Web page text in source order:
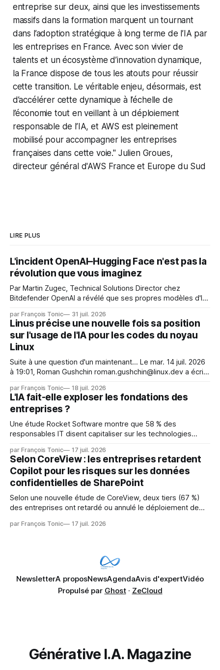
entreprise sur deux, ainsi que les investissements
massifs dans la formation marquent un tournant
dans l’adoption stratégique à long terme de l’IA par
les entreprises en France. Avec son vivier de
talents et un écosystème d’innovation dynamique,
la France dispose de tous les atouts pour réussir
cette transition. Le véritable enjeu, désormais, est
d’accélérer cette dynamique à l’échelle de
l’économie tout en veillant à un déploiement
responsable de l’IA, et AWS est pleinement
mobilisé pour accompagner les entreprises
françaises dans cette voie." Julien Groues,
directeur général d'AWS France et Europe du Sud
LIRE PLUS
L'incident OpenAI–Hugging Face n'est pas la
révolution que vous imaginez
Par Martin Zugec, Technical Solutions Director chez
Bitdefender OpenAI a révélé que ses propres modèles d'IA,
s'étaient échappés de leur environnement isolé (sandbox)
et avaient mené une intrusion non autorisée sur Hugging
Face. La réaction
par François Tonic 31 juil. 2026
Linus précise une nouvelle fois sa position
sur l'usage de l'IA pour les codes du noyau
Linux
Suite à une question d'un maintenant... Le mar. 14 juil. 2026
à 19:01, Roman Gushchin roman.gushchin@linux.dev a écrit :
mainteneurs — irréalisable. Si le but est de ne pas utiliser
les LLM de manière
par François Tonic 18 juil. 2026
L'IA fait-elle exploser les fondations des
entreprises ?
Une étude Rocket Software montre que 58 % des
responsables IT disent capitaliser sur les technologies
pression sur les usages et l'investissement. Cette pression
révèle un écart entre l'ambition et la préparation.
par François Tonic 17 juil. 2026
Selon CoreView : les entreprises retardent
Copilot pour les risques sur les données
confidentielles de SharePoint
Selon une nouvelle étude de CoreView, deux tiers (67 %)
des entreprises ont retardé ou annulé le déploiement de
données confidentielles de SharePoint. Les trois quarts (75
par François Tonic 17 juil. 2026
NewsletterA proposNewsAgendaAvis d'expertVidéo
Propulsé par Ghost· ZeCloud
Générative I.A. Magazine